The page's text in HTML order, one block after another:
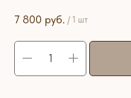
7 800 руб. / 1 шт